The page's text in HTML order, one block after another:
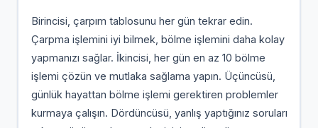
Birincisi, çarpım tablosunu her gün tekrar edin.
Çarpma işlemini iyi bilmek, bölme işlemini daha kolay
yapmanızı sağlar. İkincisi, her gün en az 10 bölme
işlemi çözün ve mutlaka sağlama yapın. Üçüncüsü,
günlük hayattan bölme işlemi gerektiren problemler
kurmaya çalışın. Dördüncüsü, yanlış yaptığınız soruları